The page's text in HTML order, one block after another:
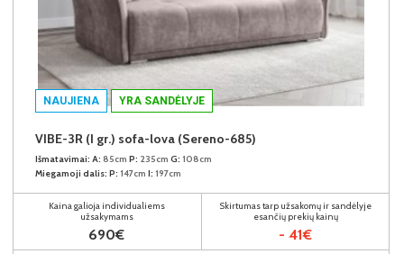
NAUJIENA YRA SANDĖLYJE
VIBE-3R (I gr.) sofa-lova (Sereno-685)
Išmatavimai: A: 85cm P: 235cm G: 108cm
Miegamoji dalis: P: 147cm I: 197cm
Kaina galioja individualiems
užsakymams
690€
Skirtumas tarp užsakomų ir sandėlyje
esančių prekių kainų
- 41€